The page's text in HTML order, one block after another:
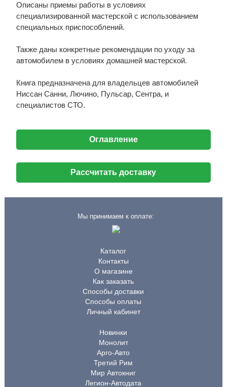
Описаны приемы работы в условиях
специализированной мастерской с использованием
специальных приспособлений.
Также даны конкретные рекомендации по уходу за
автомобилем в условиях домашней мастерской.
Книга предназначена для владельцев автомобилей
Ниссан Санни, Лючино, Пульсар, Сентра, и
специалистов СТО.
Оглавление
Рассчитать доставку
Мы принимаем к оплате:
Каталог
Контакты
О магазине
Как заказать
Способы доставки
Способы оплаты
Личный кабинет
Новинки
Монолит
Арго-Авто
Третий Рим
Мир Автокниг
Легион-Автодата